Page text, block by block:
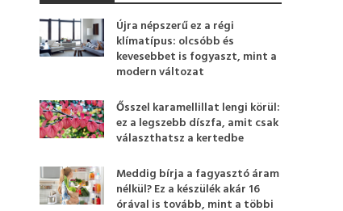
Újra népszerű ez a régi
klímatípus: olcsóbb és
kevesebbet is fogyaszt, mint a
modern változat
Ősszel karamellillat lengi körül:
ez a legszebb díszfa, amit csak
választhatsz a kertedbe
Meddig bírja a fagyasztó áram
nélkül? Ez a készülék akár 16
órával is tovább, mint a többi